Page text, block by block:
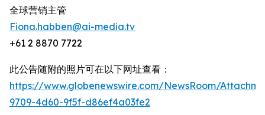
全球营销主管
Fiona.habben@ai-media.tv
+61 2 8870 7722
此公告随附的照片可在以下网址查看：
https://www.globenewswire.com/NewsRoom/
9709-4d60-9f5f-d86ef4a03fe2